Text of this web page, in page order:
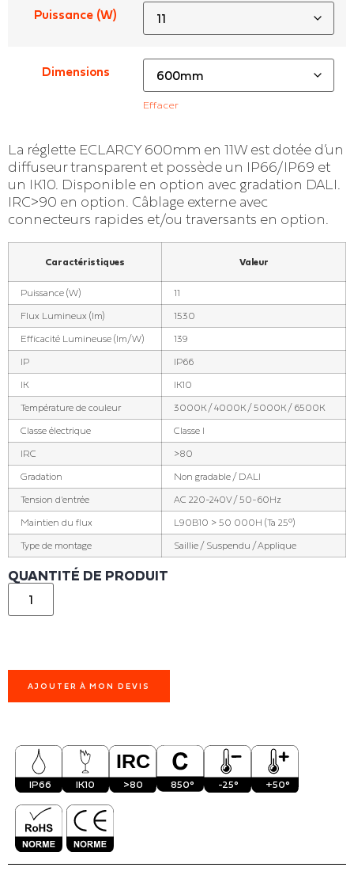
Puissance (W)
Dimensions
Effacer
La réglette ECLARCY 600mm en 11W est dotée d’un
diffuseur transparent et possède un IP66/IP69 et
un IK10. Disponible en option avec gradation DALI.
IRC>90 en option. Câblage externe avec
connecteurs rapides et/ou traversants en option.
Caractéristiques Valeur
Puissance (W) 11
Flux Lumineux (lm) 1530
Efficacité Lumineuse (lm/W) 139
IP IP66
IK IK10
Température de couleur 3000K / 4000K / 5000K / 6500K
Classe électrique Classe I
IRC >80
Gradation Non gradable / DALI
Tension d'entrée AC 220-240V / 50-60Hz
Maintien du flux L90B10 > 50 000H (Ta 25°)
Type de montage Saillie / Suspendu / Applique
QUANTITÉ DE PRODUIT
AJOUTER À MON DEVIS
IP66 IK10 >80 850° -25° +50°